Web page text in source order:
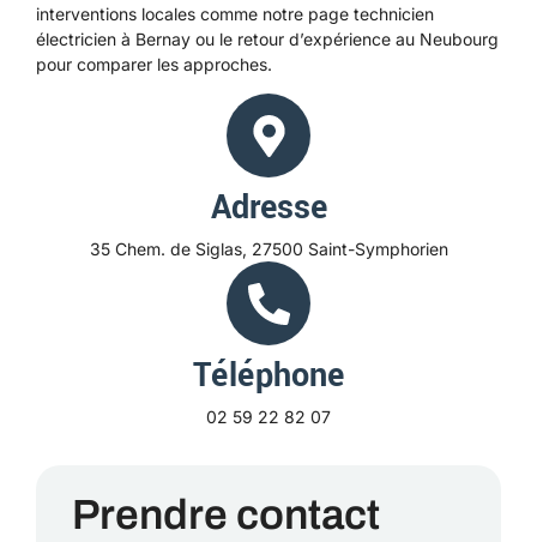
interventions locales comme notre page technicien
électricien à Bernay ou le retour d’expérience au Neubourg
pour comparer les approches.
Adresse
35 Chem. de Siglas, 27500 Saint-Symphorien
Téléphone
02 59 22 82 07
Prendre contact